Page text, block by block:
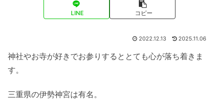
LINE コピー
2022.12.13 2025.11.06
神社やお寺が好きでお参りするととても心が落ち着きま
す。
三重県の伊勢神宮は有名。